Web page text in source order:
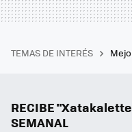
TEMAS DE INTERÉS
RECIBE
SEMANAL